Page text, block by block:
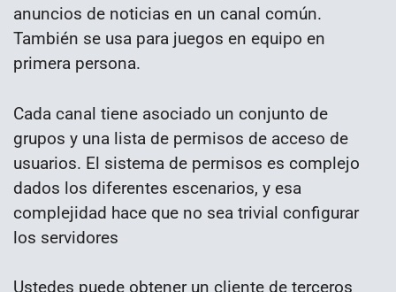
anuncios de noticias en un canal común.
También se usa para juegos en equipo en
primera persona.
Cada canal tiene asociado un conjunto de
grupos y una lista de permisos de acceso de
usuarios. El sistema de permisos es complejo
dados los diferentes escenarios, y esa
complejidad hace que no sea trivial configurar
los servidores
Ustedes puede obtener un cliente de terceros